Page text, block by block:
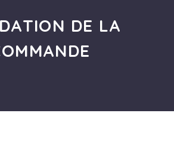
DE LA